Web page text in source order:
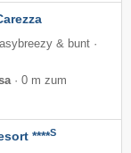
& bunt ·
· 0 m zum
****S